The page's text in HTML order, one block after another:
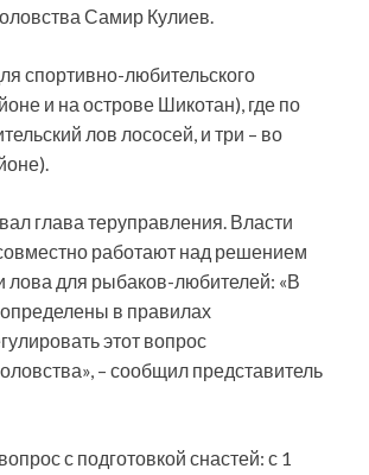
Самир Кулиев.
спортивно-любительского
и на острове Шикотан), где по
лов лососей, и три – во
глава теруправления. Власти
работают над решением
лова для рыбаков-любителей: «В
в правилах
этот вопрос
– сообщил представитель
с подготовкой снастей: с 1